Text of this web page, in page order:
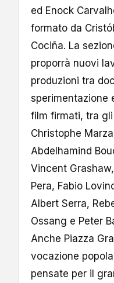
ed Enock
formato da
Cociña. La
proporrà nuovi
produzioni tra
sperimentazione
film firmati, tra
Christophe
Abdelhamind
Vincent
Pera, Fabio
Albert Serra,
Ossang e Peter
Anche Piazza
vocazione
pensate per il